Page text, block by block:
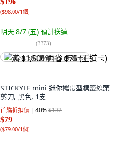
$196
($98.00/1個)
明天 8/7 (五) 預計送達
(3373)
满 $1,500 再省 $75 (王道卡)
STICKYLE mini 迷你攜帶型標籤線頭
剪刀, 黑色, 1支
首購折扣價 40%$132
$79
($79.00/1個)